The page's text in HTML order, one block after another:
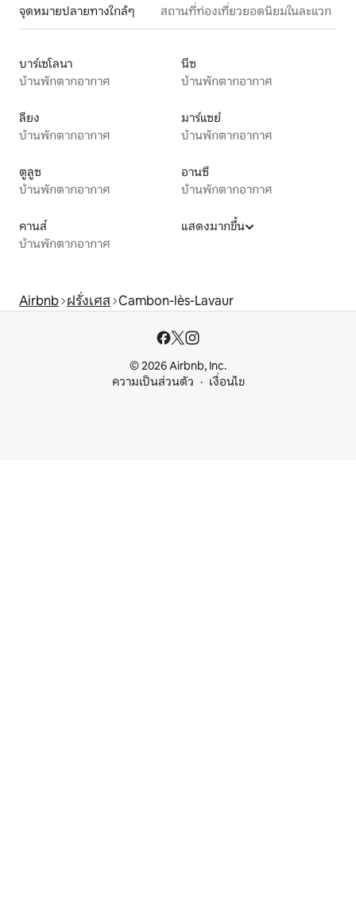
จุดหมายปลายทางใกล้ๆ สถานที่ท่องเที่ยวยอดนิยมในละแวก
บาร์เซโลนา
บ้านพักตากอากาศ
นีซ
บ้านพักตากอากาศ
ลียง
บ้านพักตากอากาศ
มาร์แซย์
บ้านพักตากอากาศ
ตูลูซ
บ้านพักตากอากาศ
อานซี
บ้านพักตากอากาศ
คานส์
บ้านพักตากอากาศ
แสดงมากขึ้น
Airbnb ฝรั่งเศส Cambon-lès-Lavaur
© 2026 Airbnb, Inc.
ความเป็นส่วนตัว
เงื่อนไข